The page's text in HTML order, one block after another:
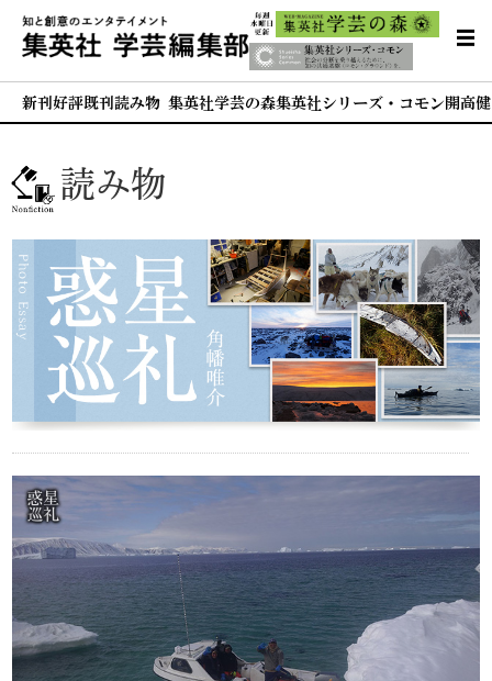
新刊 好評既刊 読み物 集英社学芸の森集英社シリーズ・コモン 開高
読み物